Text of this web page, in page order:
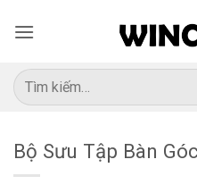
qua
dung
Tìm
kiếm:
Bộ Sưu Tập Bàn